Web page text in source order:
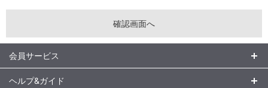
会員サービス
ヘルプ&ガイド